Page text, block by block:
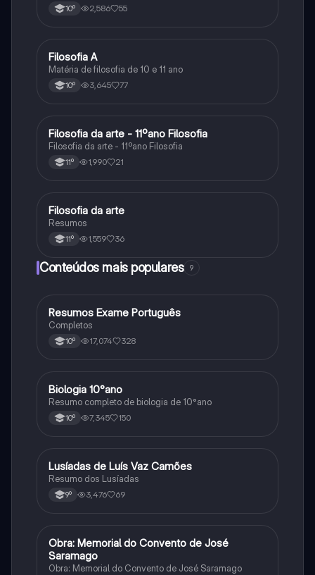
10º 2,586 55
Filosofia
Filosofia A
Matéria de filosofia de 10 e 11 ano
10º 3,645 77
Filosofia
Filosofia da arte - 11ºano Filosofia
Filosofia da arte - 11ºano Filosofia
11º 1,990 21
Filosofia
Filosofia da arte
Resumos
11º 1,559 36
Conteúdos mais populares 9
Português
Resumos Exame Português
Completos
10º 17,074 328
Biologia
Biologia 10°ano
Resumo completo de biologia de 10°ano
10º 7,345 150
Português
Lusíadas de Luís Vaz Camões
Resumo dos Lusíadas
9º 3,476 69
Português
Obra: Memorial do Convento de José
Saramago
Obra: Memorial do Convento de José Saramago